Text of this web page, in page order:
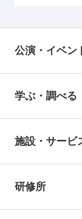
公演・イベン
学ぶ・調べる
施設・サービ
研修所